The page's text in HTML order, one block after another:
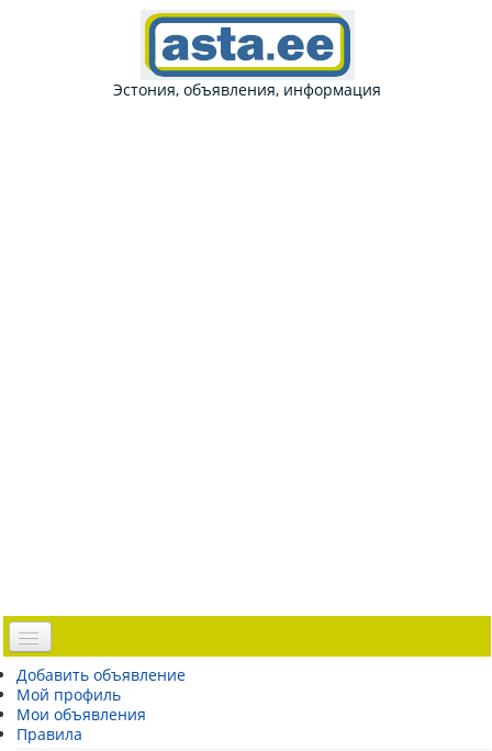
Эстония, объявления, информация
Доска объявлений
Погода Эстонии
Открытки
Добавить объявление
Мой профиль
Мои объявления
Правила